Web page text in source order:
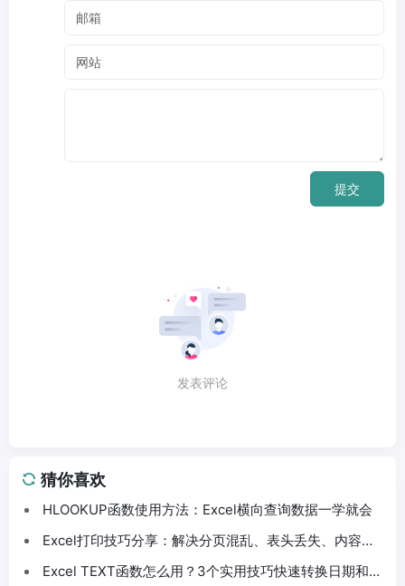
提交
发表评论
猜你喜欢
HLOOKUP函数使用方法：Excel横向查询数据一学就会
Excel打印技巧分享：解决分页混乱、表头丢失、内容截
Excel TEXT函数怎么用？3个实用技巧快速转换日期和数